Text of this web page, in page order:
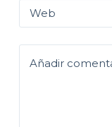
Web
Añadir